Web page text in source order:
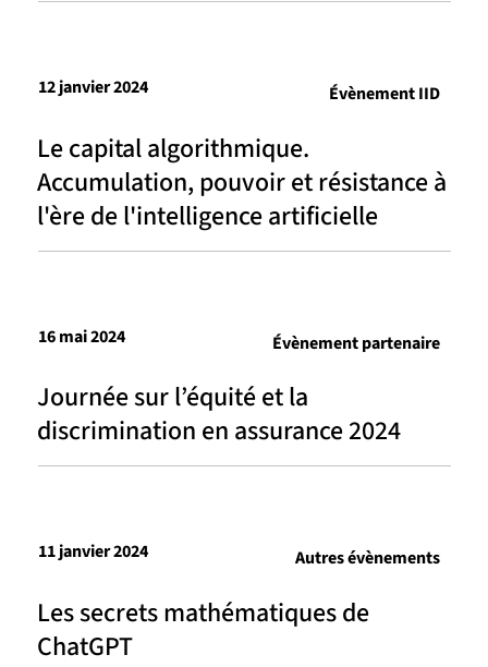
Le capital algorithmique.
Accumulation, pouvoir et résistance à
l'ère de l'intelligence artificielle
12 janvier 2024 Évènement IID
Journée sur l’équité et la
discrimination en assurance 2024
16 mai 2024 Évènement partenaire
Les secrets mathématiques de
ChatGPT
11 janvier 2024 Autres évènements